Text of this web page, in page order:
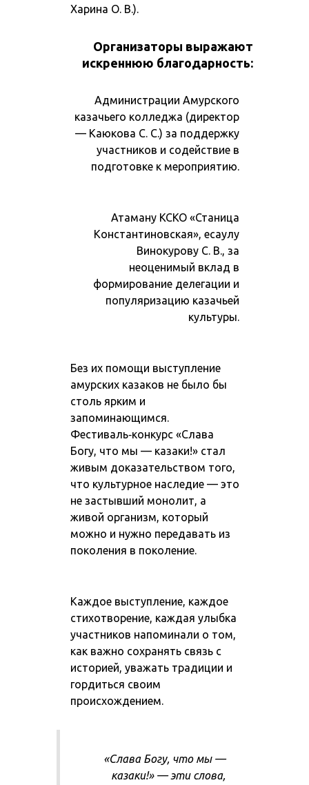
Харина О. В.).
Организаторы выражают
искреннюю благодарность:
Администрации Амурского
казачьего колледжа (директор
— Каюкова С. С.) за поддержку
участников и содействие в
подготовке к мероприятию.
Атаману КСКО «Станица
Константиновская», есаулу
Винокурову С. В., за
неоценимый вклад в
формирование делегации и
популяризацию казачьей
культуры.
Без их помощи выступление
амурских казаков не было бы
столь ярким и
запоминающимся.
Фестиваль‑конкурс «Слава
Богу, что мы — казаки!» стал
живым доказательством того,
что культурное наследие — это
не застывший монолит, а
живой организм, который
можно и нужно передавать из
поколения в поколение.
Каждое выступление, каждое
стихотворение, каждая улыбка
участников напоминали о том,
как важно сохранять связь с
историей, уважать традиции и
гордиться своим
происхождением.
«Слава Богу, что мы —
казаки!»— эти слова,